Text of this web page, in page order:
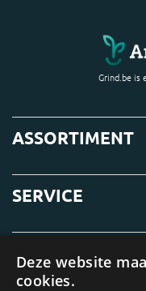
Grind.be is
ASSORTIMENT
SERVICE
OVER ONS
Deze website
cookies.